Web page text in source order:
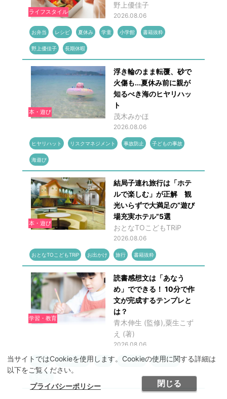
当サイトではCookieを使用します。Cookieの使用に関する詳細は
以下をご覧ください。
プライバシーポリシー
閉じる
ライフスタイル
野上優佳子
2026.08.06
お弁当 レシピ 夏休み 学童 小学館 書籍抜粋
野上優佳子 長期休暇
本・遊び
浮き輪のまま転覆、砂で
火傷も...夏休み前に親が
知るべき海のヒヤリハッ
ト
茂木みかほ
2026.08.06
ヒヤリハット リスクマネジメント 事故防止 子どもの事故
海遊び
本・遊び
結局子連れ旅行は「ホテ
ルで楽しむ」が正解 観
光いらずで大満足の“遊び
場充実ホテル”5選
おとなTOこどもTRiP
2026.08.06
おとなTOこどもTRiP お出かけ 旅行 書籍抜粋
学習・教育
読書感想文は「あなう
め」でできる！ 10分で作
文が完成するテンプレと
は？
青木伸生 (監修),粟生こず
え (著)
2026.08.06
Gakken 夏休みの宿題 小学生 粟生こずえ 読書感想文